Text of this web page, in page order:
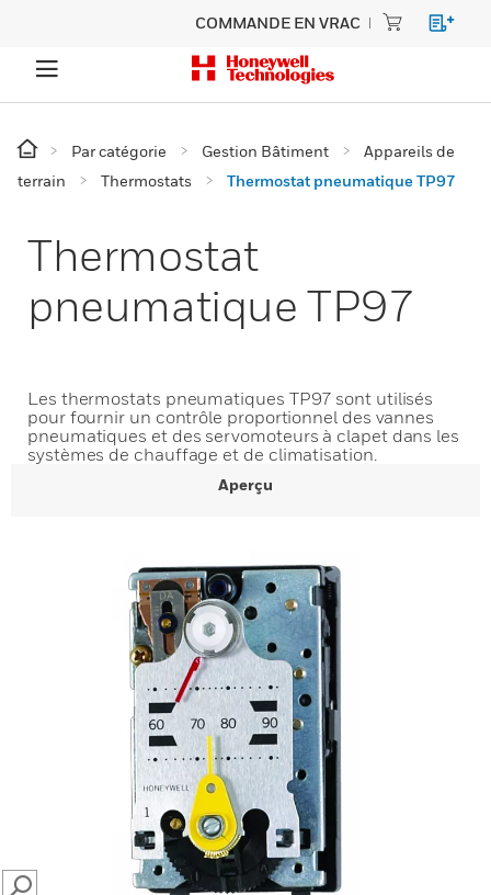
COMMANDE EN VRAC
Par catégorie Gestion Bâtiment
Appareils de
terrain
Thermostats Thermostat pneumatique TP97
Thermostat
pneumatique TP97
Les thermostats pneumatiques TP97 sont utilisés
pour fournir un contrôle proportionnel des vannes
pneumatiques et des servomoteurs à clapet dans les
systèmes de chauffage et de climatisation.
Aperçu